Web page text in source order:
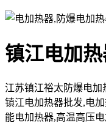
镇江电加
江苏镇江裕太防爆电加
镇江电加热器批发,电
能电加热器,高温高压